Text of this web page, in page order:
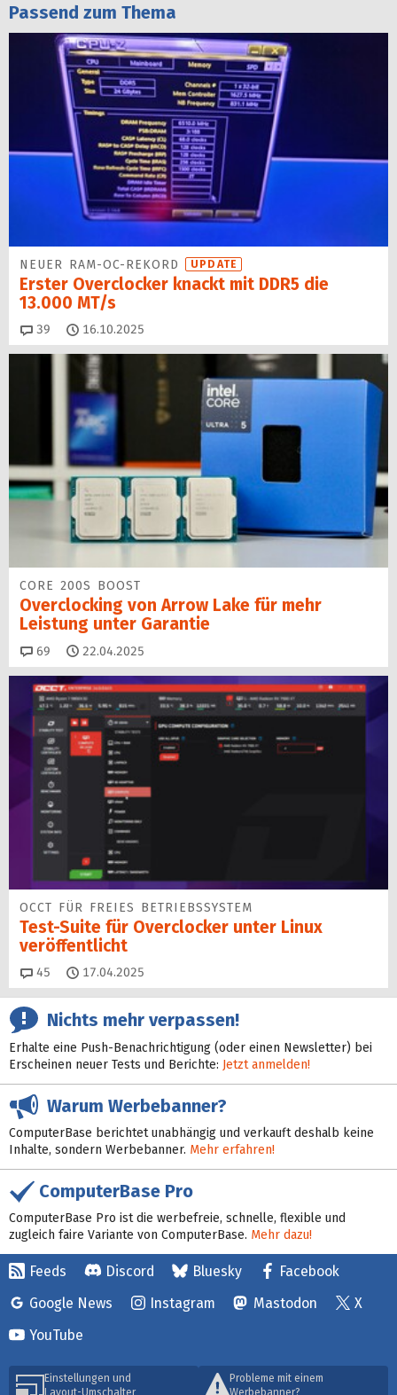
Passend zum Thema
NEUER RAM-OC-REKORD UPDATE
Erster Overclocker knackt mit DDR5 die
13.000 MT/s
39 Kommentare
16.10.2025
CORE 200S BOOST
Overclocking von Arrow Lake für mehr
Leistung unter Garantie
69 Kommentare
22.04.2025
OCCT FÜR FREIES BETRIEBSSYSTEM
Test-Suite für Overclocker unter Linux
veröffentlicht
45 Kommentare
17.04.2025
Nichts mehr verpassen!
Erhalte eine Push-Benachrichtigung (oder einen Newsletter) bei
Erscheinen neuer Tests und Berichte: Jetzt anmelden!
Warum Werbebanner?
ComputerBase berichtet unabhängig und verkauft deshalb keine
Inhalte, sondern Werbebanner. Mehr erfahren!
ComputerBase Pro
ComputerBase Pro ist die werbefreie, schnelle, flexible und
zugleich faire Variante von ComputerBase. Mehr dazu!
Feeds Discord Bluesky
Facebook
Google News
Instagram Mastodon
X
YouTube
Einstellungen und
Layout-Umschalter
Probleme mit einem
Werbebanner?